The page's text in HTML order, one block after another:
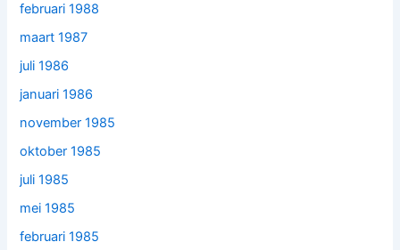
februari 1988
maart 1987
juli 1986
januari 1986
november 1985
oktober 1985
juli 1985
mei 1985
februari 1985